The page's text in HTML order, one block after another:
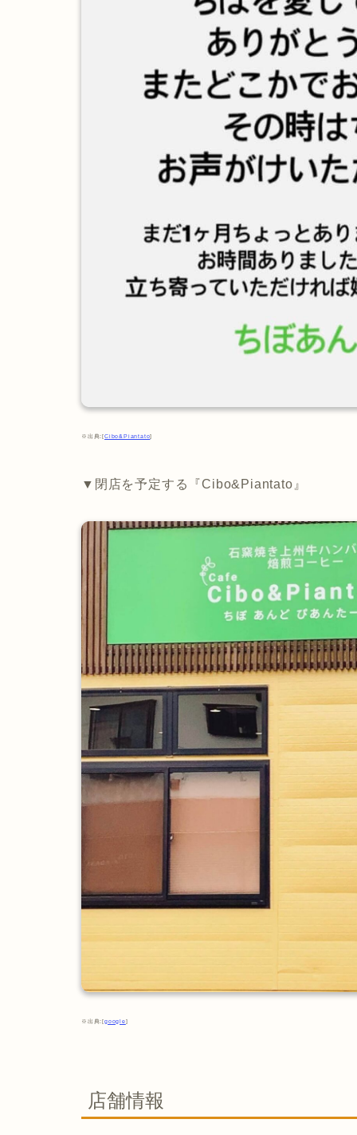
※出典:[Cibo&Piantato]
▼閉店を予定する『Cibo&Piantato』
※出典:[google]
店舗情報